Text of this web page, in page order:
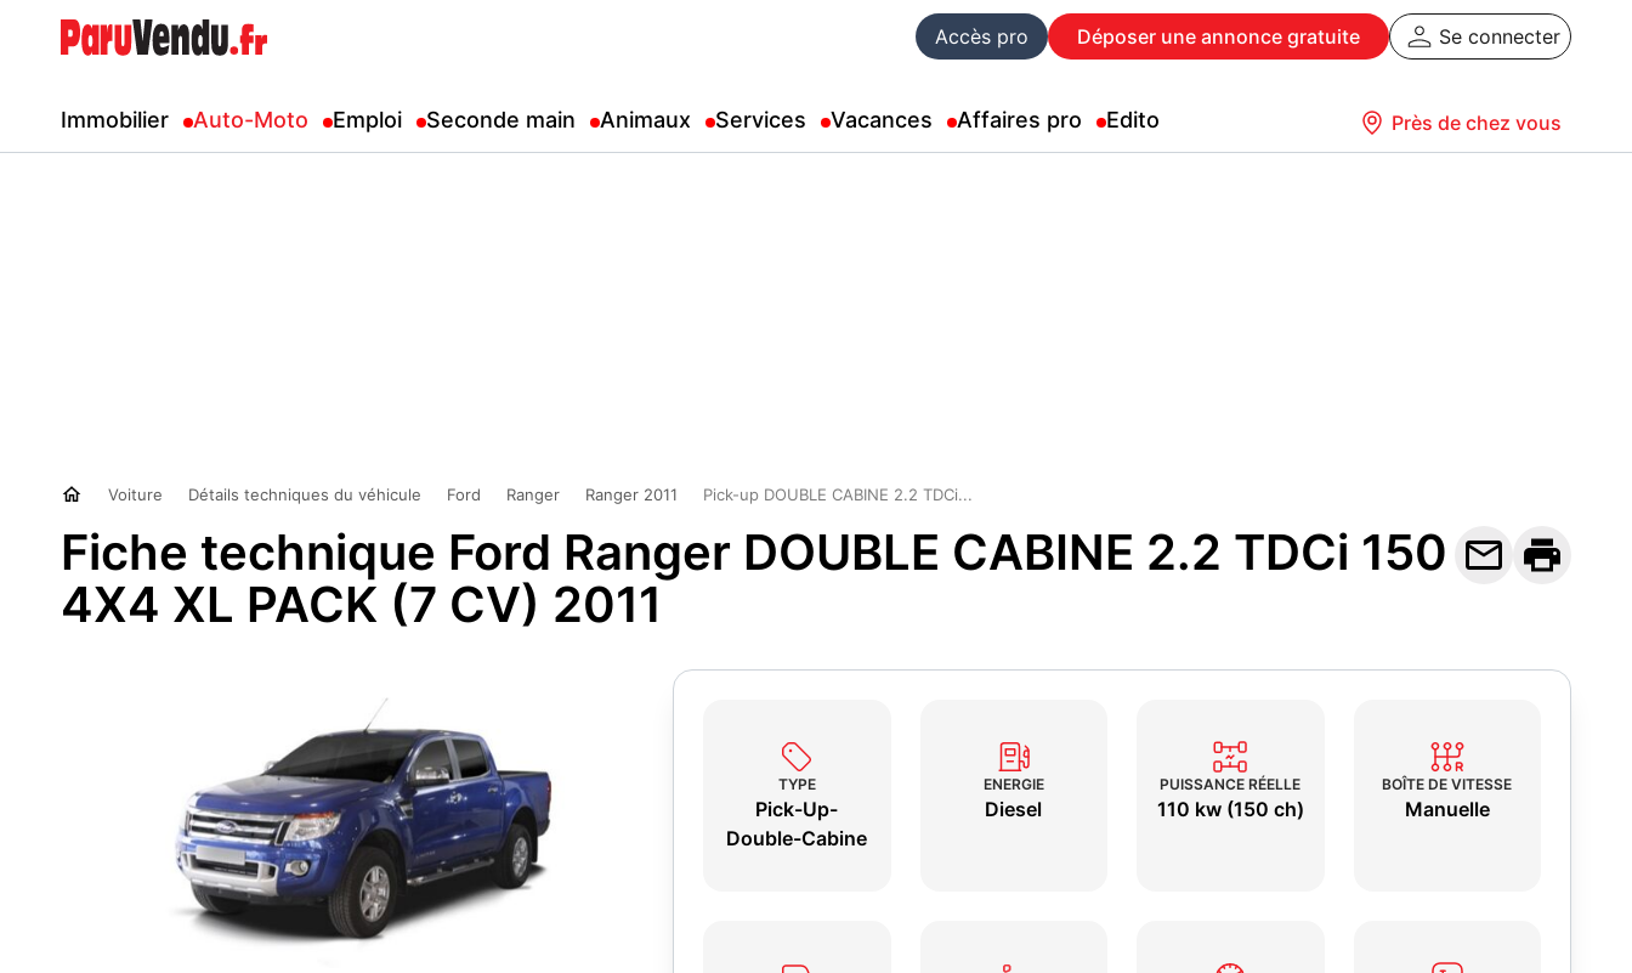
Accès pro Déposer une annonce gratuite Se connecter
Immobilier Auto-Moto Emploi Seconde main Animaux Services Vacances Affaires pro Edito Près de chez vous
Voiture Détails techniques du véhicule Ford Ranger Ranger 2011 Pick-up DOUBLE CABINE 2.2 TDCi...
Fiche technique Ford Ranger DOUBLE CABINE 2.2 TDCi 150
4X4 XL PACK (7 CV) 2011
 
TYPE
Pick-Up-
Double-Cabine
ENERGIE
Diesel
PUISSANCE RÉELLE
110 kw (150 ch)
BOÎTE DE VITESSE
Manuelle